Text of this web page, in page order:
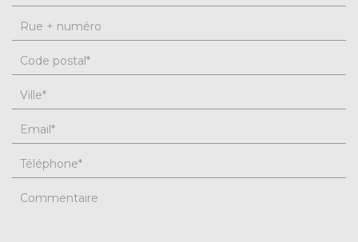
Rue + numéro
Code postal*
Ville*
Email*
Téléphone*
Commentaire